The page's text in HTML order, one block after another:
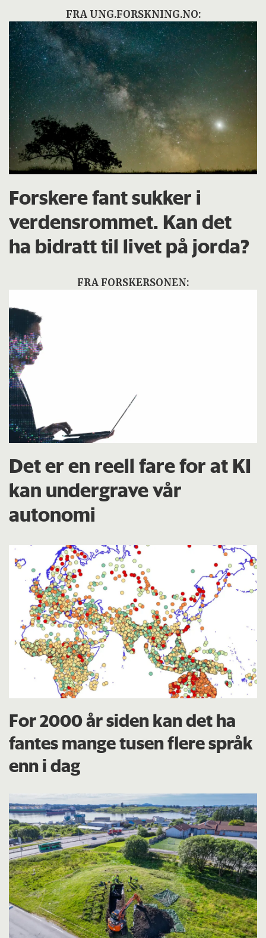
FRA UNG.FORSKNING.NO:
Forskere fant sukker i
verdensrommet. Kan det
ha bidratt til livet på jorda?
FRA FORSKERSONEN:
Det er en reell fare for at KI
kan undergrave vår
autonomi
For 2000 år siden kan det ha
fantes mange tusen flere språk
enn i dag